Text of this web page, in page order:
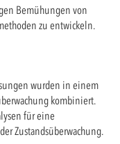
Bemühungen von
zu entwickeln.
wurden in einem
kombiniert.
für eine
Zustandsüberwachung.